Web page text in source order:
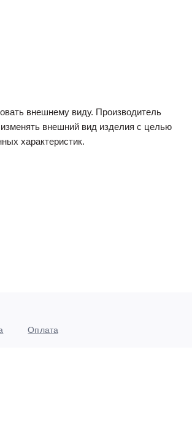
внешнему виду. Производитель
внешний вид изделия с целью
характеристик.
Оплата